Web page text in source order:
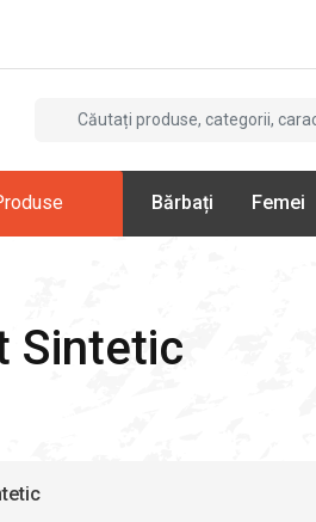
Bărbați Femei
Sintetic